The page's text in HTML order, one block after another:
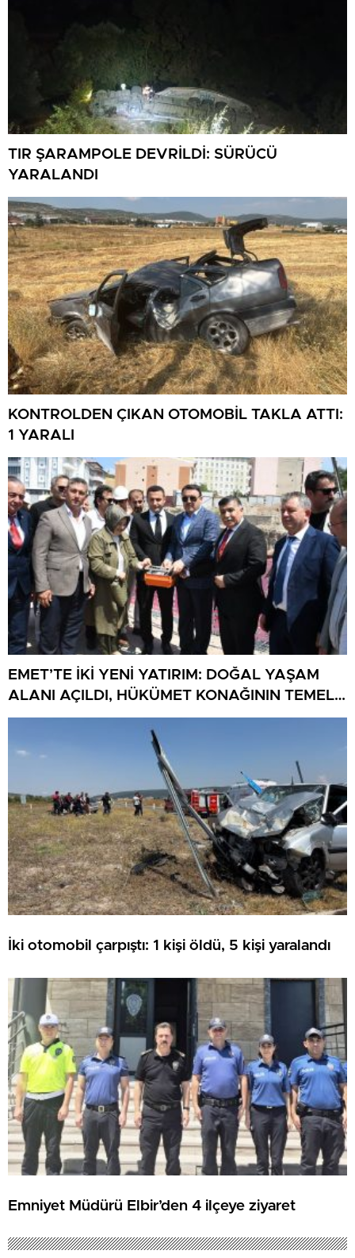
TIR ŞARAMPOLE DEVRİLDİ: SÜRÜCÜ
YARALANDI
KONTROLDEN ÇIKAN OTOMOBİL TAKLA ATTI:
1 YARALI
EMET’TE İKİ YENİ YATIRIM: DOĞAL YAŞAM
ALANI AÇILDI, HÜKÜMET KONAĞININ TEMELİ
ATILDI
İki otomobil çarpıştı: 1 kişi öldü, 5 kişi yaralandı
Emniyet Müdürü Elbir’den 4 ilçeye ziyaret